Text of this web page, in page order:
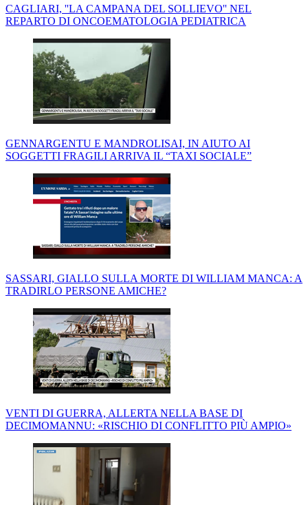
CAGLIARI, ''LA CAMPANA DEL SOLLIEVO'' NEL
REPARTO DI ONCOEMATOLOGIA PEDIATRICA
GENNARGENTU E MANDROLISAI, IN AIUTO AI
SOGGETTI FRAGILI ARRIVA IL “TAXI SOCIALE”
SASSARI, GIALLO SULLA MORTE DI WILLIAM MANCA: A
TRADIRLO PERSONE AMICHE?
VENTI DI GUERRA, ALLERTA NELLA BASE DI
DECIMOMANNU: «RISCHIO DI CONFLITTO PIÙ AMPIO»